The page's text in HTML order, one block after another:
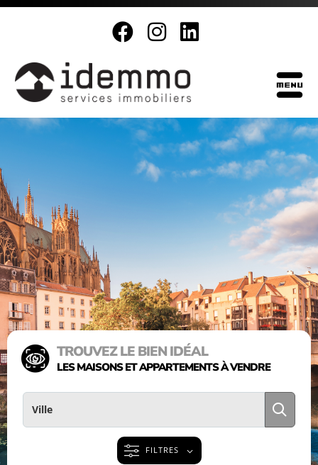
TROUVEZ LE BIEN IDÉAL
LES MAISONS ET APPARTEMENTS À VENDRE
FILTRES